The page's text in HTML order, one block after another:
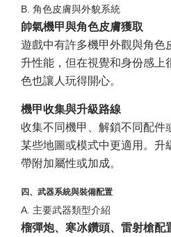
B. 角色皮膚與外貌系統
帥氣機甲與角色皮膚獲取
遊戲中有許多機甲外觀與角色
升性能，但在視覺和身份感上
色也讓人玩得開心。
機甲收集與升級路線
收集不同機甲、解鎖不同配件
某些地圖或模式中更適用。升
帶附加屬性或加成。
四、武器系統與裝備配置
A. 主要武器類型介紹
榴彈炮、寒冰鑽頭、雷射槍配